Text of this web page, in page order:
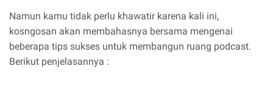
Namun kamu tidak perlu khawatir karena kali ini,
kosngosan akan membahasnya bersama mengenai
beberapa tips sukses untuk membangun ruang podcast.
Berikut penjelasannya :